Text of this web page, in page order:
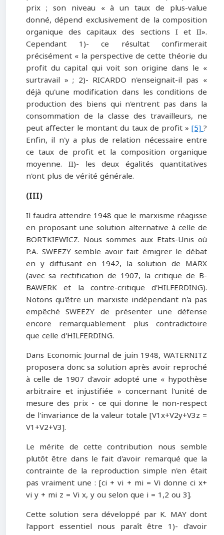
prix ; son niveau « à un taux de plus-value
donné, dépend exclusivement de la composition
organique des capitaux des sections I et II».
Cependant 1)- ce résultat confirmerait
précisément « la perspective de cette théorie du
profit du capital qui voit son origine dans le «
surtravail » ; 2)- RICARDO n'enseignait-il pas «
déjà qu'une modification dans les conditions de
production des biens qui n'entrent pas dans la
consommation de la classe des travailleurs, ne
peut affecter le montant du taux de profit » [5]?
Enfin, il n'y a plus de relation nécessaire entre
ce taux de profit et la composition organique
moyenne. II)- les deux égalités quantitatives
n'ont plus de vérité générale.
(III)
Il faudra attendre 1948 que le marxisme réagisse
en proposant une solution alternative à celle de
BORTKIEWICZ. Nous sommes aux Etats-Unis où
P.A. SWEEZY semble avoir fait émigrer le débat
en y diffusant en 1942, la solution de MARX
(avec sa rectification de 1907, la critique de B-
BAWERK et la contre-critique d'HILFERDING).
Notons qu'être un marxiste indépendant n'a pas
empêché SWEEZY de présenter une défense
encore remarquablement plus contradictoire
que celle d'HILFERDING.
Dans Economic Journal de juin 1948, WATERNITZ
proposera donc sa solution après avoir reproché
à celle de 1907 d'avoir adopté une « hypothèse
arbitraire et injustifiée » concernant l'unité de
mesure des prix - ce qui donne le non-respect
de l'invariance de la valeur totale [V1x+V2y+V3z =
V1+V2+V3].
Le mérite de cette contribution nous semble
plutôt être dans le fait d'avoir remarqué que la
contrainte de la reproduction simple n'en était
pas vraiment une : [ci + vi + mi = Vi donne ci x+
vi y + mi z = Vi x, y ou selon que i = 1,2 ou 3].
Cette solution sera développé par K. MAY dont
l'apport essentiel nous paraît être 1)- d'avoir